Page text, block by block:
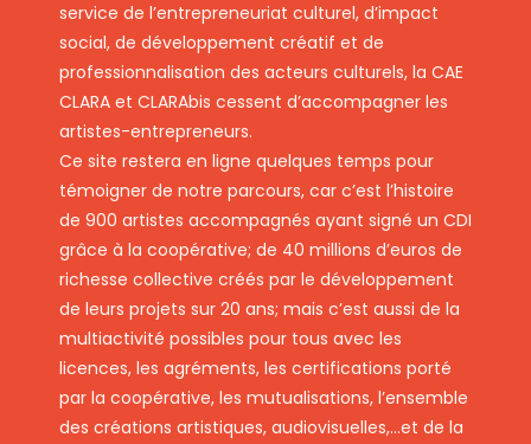
service de l’entrepreneuriat culturel, d’impact
social, de développement créatif et de
professionnalisation des acteurs culturels, la CAE
CLARA et CLARAbis cessent d’accompagner les
artistes-entrepreneurs.
Ce site restera en ligne quelques temps pour
témoigner de notre parcours, car c’est l’histoire
de 900 artistes accompagnés ayant signé un CDI
grâce à la coopérative; de 40 millions d’euros de
richesse collective créés par le développement
de leurs projets sur 20 ans; mais c’est aussi de la
multiactivité possibles pour tous avec les
licences, les agréments, les certifications porté
par la coopérative, les mutualisations, l’ensemble
des créations artistiques, audiovisuelles,…et de la